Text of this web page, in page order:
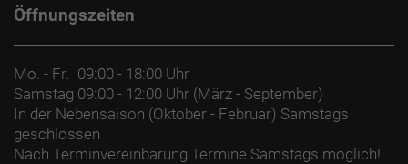
Öffnungszeiten
Mo. - Fr.
09:00 - 18:00 Uhr
Samstag 09:00 - 12:00 Uhr (März - September)
In der Nebensaison (Oktober - Februar) Samstags
geschlossen
Nach Terminvereinbarung Termine Samstags möglich!